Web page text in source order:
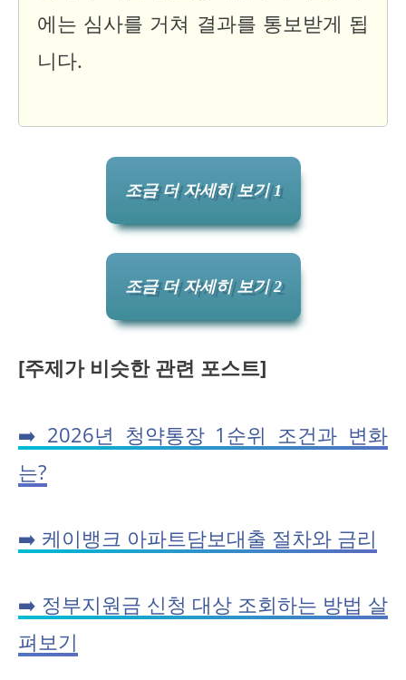
에는 심사를 거쳐 결과를 통보받게 됩
니다.
조금 더 자세히 보기 1
조금 더 자세히 보기 2
[주제가 비슷한 관련 포스트]
➡️ 2026년 청약통장 1순위 조건과 변화
는?
➡️ 케이뱅크 아파트담보대출 절차와 금리
➡️ 정부지원금 신청 대상 조회하는 방법 살
펴보기